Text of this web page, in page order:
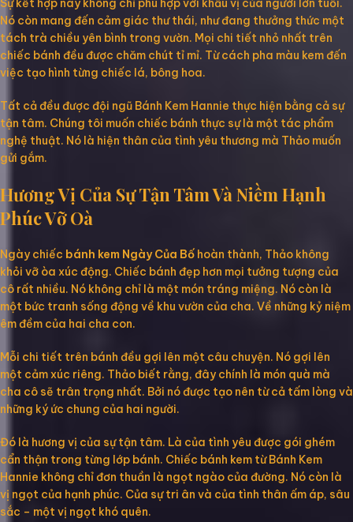
Sự kết hợp này không chỉ phù hợp với khẩu vị của người lớn tuổi.
Nó còn mang đến cảm giác thư thái, như đang thưởng thức một
tách trà chiều yên bình trong vườn. Mọi chi tiết nhỏ nhất trên
chiếc bánh đều được chăm chút tỉ mỉ. Từ cách pha màu kem đến
việc tạo hình từng chiếc lá, bông hoa.
Tất cả đều được đội ngũ Bánh Kem Hannie thực hiện bằng cả sự
tận tâm. Chúng tôi muốn chiếc bánh thực sự là một tác phẩm
nghệ thuật. Nó là hiện thân của tình yêu thương mà Thảo muốn
gửi gắm.
Hương Vị Của Sự Tận Tâm Và Niềm Hạnh
Phúc Vỡ Oà
Ngày chiếc bánh kem Ngày Của Bố hoàn thành, Thảo không
khỏi vỡ òa xúc động. Chiếc bánh đẹp hơn mọi tưởng tượng của
cô rất nhiều. Nó không chỉ là một món tráng miệng. Nó còn là
một bức tranh sống động về khu vườn của cha. Về những kỷ niệm
êm đềm của hai cha con.
Mỗi chi tiết trên bánh đều gợi lên một câu chuyện. Nó gợi lên
một cảm xúc riêng. Thảo biết rằng, đây chính là món quà mà
cha cô sẽ trân trọng nhất. Bởi nó được tạo nên từ cả tấm lòng và
những ký ức chung của hai người.
Đó là hương vị của sự tận tâm. Là của tình yêu được gói ghém
cẩn thận trong từng lớp bánh. Chiếc bánh kem từ Bánh Kem
Hannie không chỉ đơn thuần là ngọt ngào của đường. Nó còn là
vị ngọt của hạnh phúc. Của sự tri ân và của tình thân ấm áp, sâu
sắc – một vị ngọt khó quên.